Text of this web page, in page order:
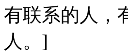
有联系的人
人。]